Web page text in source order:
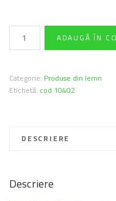
Cantitate
Tambur
ADAUGĂ ÎN
Categorie: Produse din lemn
Etichetă: cod 10402
DESCRIERE
Descriere